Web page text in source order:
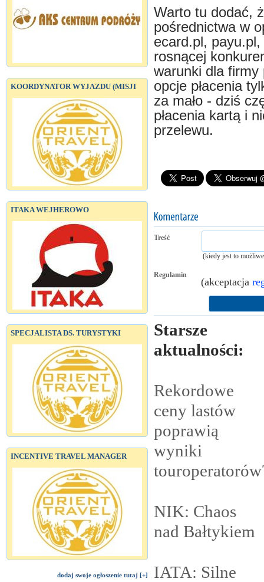
KOORDYNATOR WYJAZDU (MISJI
ITAKA WEJHEROWO
SPECJALISTA DS. TURYSTYKI
INCENTIVE TRAVEL MANAGER
dodaj swoje ogłoszenie tutaj [+]
Warto tu dodać,
pośrednictwa w
ecard.pl,
rosnącej
warunki dla firmy
opcje płacenia
za mało - dziś
płacenia kartą i
przelewu.
Treść
(kiedy jest to
Regulamin
(akceptacja
Starsze
aktualności:
Rekordowe
ceny lastów
poprawią
wyniki
NIK: Chaos
nad Bałtykiem
IATA: Silne